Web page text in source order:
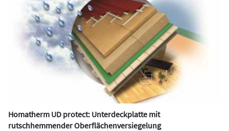
Homatherm UD protect: Unterdeckplatte mit
rutschhemmender Oberflächenversiegelung